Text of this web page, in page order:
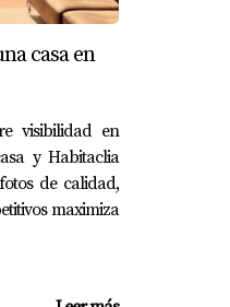
del
casa en
visibilidad en
y Habitaclia
de calidad,
maximiza